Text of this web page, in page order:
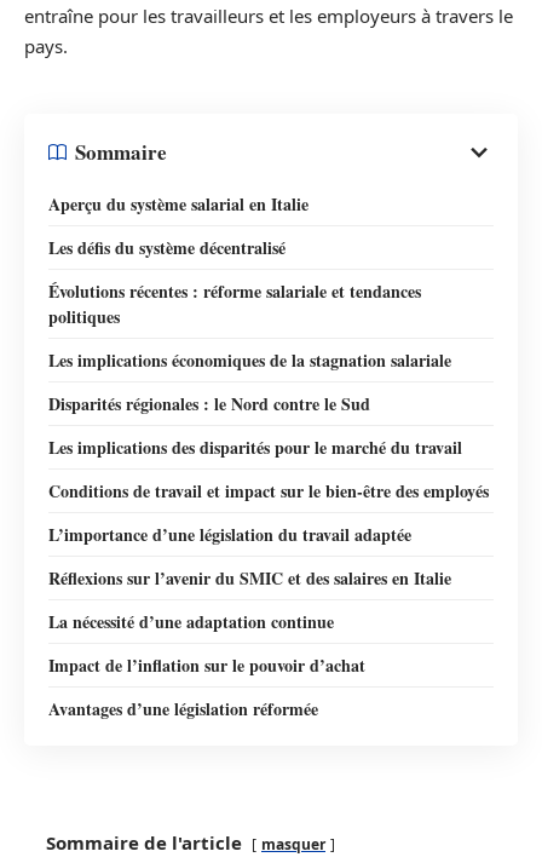
entraîne pour les travailleurs et les employeurs à travers le
pays.
Sommaire
Aperçu du système salarial en Italie
Les défis du système décentralisé
Évolutions récentes : réforme salariale et tendances
politiques
Les implications économiques de la stagnation salariale
Disparités régionales : le Nord contre le Sud
Les implications des disparités pour le marché du travail
Conditions de travail et impact sur le bien-être des employés
L’importance d’une législation du travail adaptée
Réflexions sur l’avenir du SMIC et des salaires en Italie
La nécessité d’une adaptation continue
Impact de l’inflation sur le pouvoir d’achat
Avantages d’une législation réformée
Sommaire de l'article masquer